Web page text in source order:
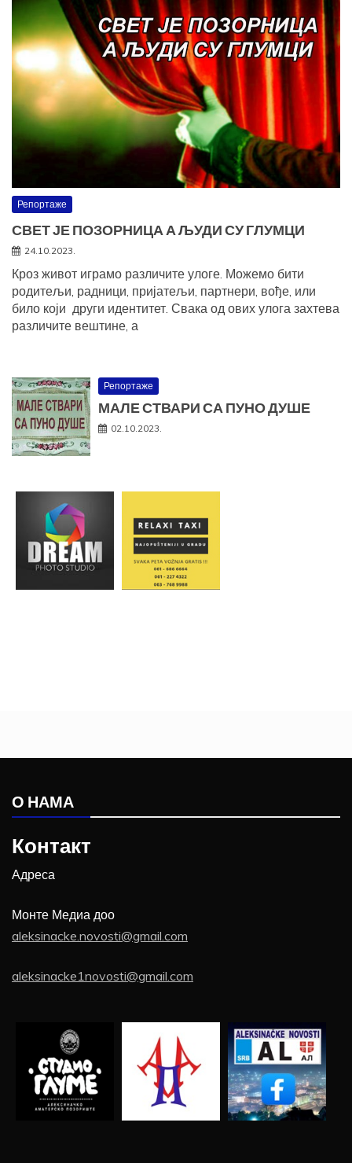
Репортаже
СВЕТ ЈЕ ПОЗОРНИЦА А ЉУДИ СУ ГЛУМЦИ
24.10.2023.
Кроз живот играмо различите улоге. Можемо бити
родитељи, радници, пријатељи, партнери, вође, или
било који други идентитет. Свака од ових улога захтева
различите вештине, а
Репортаже
МАЛЕ СТВАРИ СА ПУНО ДУШЕ
02.10.2023.
О НАМА
Контакт
Адреса
Монте Медиа доо
aleksinacke.novosti@gmail.com
aleksinacke1novosti@gmail.com